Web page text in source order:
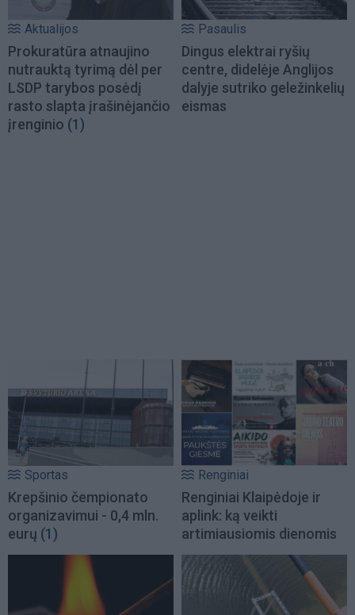
Aktualijos
Prokuratūra atnaujino
nutrauktą tyrimą dėl per
LSDP tarybos posėdį
rasto slapta įrašinėjančio
įrenginio (1)
Pasaulis
Dingus elektrai ryšių
centre, didelėje Anglijos
dalyje sutriko geležinkelių
eismas
Sportas
Krepšinio čempionato
organizavimui - 0,4 mln.
eurų (1)
Renginiai
Renginiai Klaipėdoje ir
aplink: ką veikti
artimiausiomis dienomis